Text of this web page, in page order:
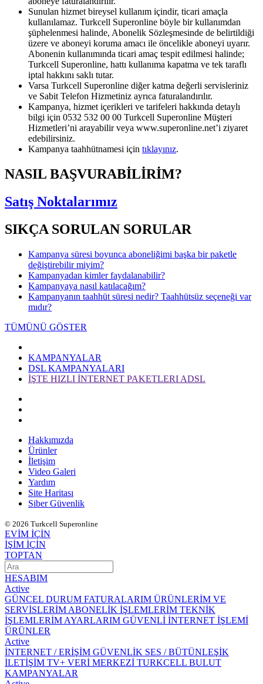
Sunulan hizmet bireysel kullanım içindir, ticari amaçla
kullanılamaz. Turkcell Superonline böyle bir kullanımdan
şüphelenmesi halinde, Abonelik Sözleşmesinde de belirtildiği
üzere ve aboneyi koruma amacı ile öncelikle aboneyi uyarır.
Abonenin kullanımında ticari amaç tespit edilmesi halinde;
Turkcell Superonline, hattı kullanıma kapatma ve tek taraflı
iptal hakkını saklı tutar.
Varsa Turkcell Superonline diğer katma değerli servisleriniz
ve Sabit Telefon Hizmetiniz ayrıca faturalandırılır.
Kampanya, hizmet içerikleri ve tarifeleri hakkında detaylı
bilgi için 0532 532 00 00 Turkcell Superonline Müşteri
Hizmetleri’ni arayabilir veya www.superonline.net’i ziyaret
edebilirsiniz.
Kampanya taahhütnamesi için tıklayınız​.
NASIL BAŞVURABİLİRİM?
Satış Noktalarımız
SIKÇA SORULAN SORULAR
Kampanya süresi boyunca aboneliğimi başka bir paketle
değiştirebilir miyim?
Kampanyadan kimler faydalanabilir?
Kampanyaya nasıl katılacağım?
Kampanyanın taahhüt süresi nedir? Taahhütsüz seçeneği var
mıdır?
TÜMÜNÜ GÖSTER
KAMPANYALAR
DSL KAMPANYALARI
İŞTE HIZLI İNTERNET PAKETLERI ADSL
Hakkımızda
Ürünler
İletişim
Video Galeri
Yardım
Site Haritası
Siber Güvenlik
© 2026 Turkcell Superonline
EVİM İÇİN
İŞİM İÇİN
TOPTAN
HESABIM
Active
GÜNCEL DURUM FATURALARIM ÜRÜNLERİM VE
SERVİSLERİM ABONELİK İŞLEMLERİM TEKNİK
İŞLEMLERİM AYARLARIM GÜVENLİ İNTERNET İŞLEMİ
ÜRÜNLER
Active
İNTERNET / ERİŞİM GÜVENLİK SES / BÜTÜNLEŞİK
İLETİŞİM TV+ VERİ MERKEZİ TURKCELL BULUT
KAMPANYALAR